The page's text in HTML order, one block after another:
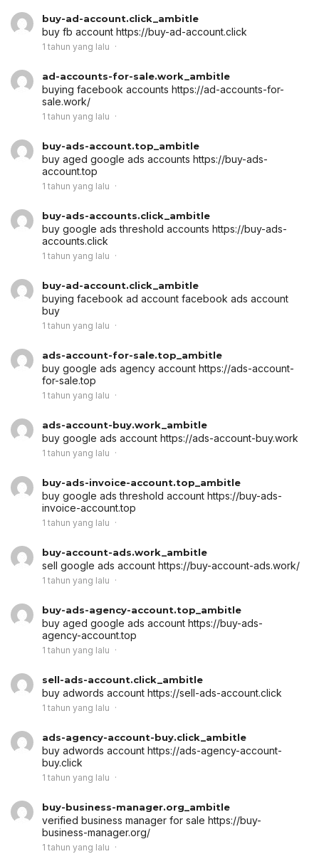
buy-ad-account.click_ambitle
buy fb account https://buy-ad-account.click
1 tahun yang lalu
ad-accounts-for-sale.work_ambitle
buying facebook accounts https://ad-accounts-for-
sale.work/
1 tahun yang lalu
buy-ads-account.top_ambitle
buy aged google ads accounts https://buy-ads-
account.top
1 tahun yang lalu
buy-ads-accounts.click_ambitle
buy google ads threshold accounts https://buy-ads-
accounts.click
1 tahun yang lalu
buy-ad-account.click_ambitle
buying facebook ad account facebook ads account
buy
1 tahun yang lalu
ads-account-for-sale.top_ambitle
buy google ads agency account https://ads-account-
for-sale.top
1 tahun yang lalu
ads-account-buy.work_ambitle
buy google ads account https://ads-account-buy.work
1 tahun yang lalu
buy-ads-invoice-account.top_ambitle
buy google ads threshold account https://buy-ads-
invoice-account.top
1 tahun yang lalu
buy-account-ads.work_ambitle
sell google ads account https://buy-account-ads.work/
1 tahun yang lalu
buy-ads-agency-account.top_ambitle
buy aged google ads account https://buy-ads-
agency-account.top
1 tahun yang lalu
sell-ads-account.click_ambitle
buy adwords account https://sell-ads-account.click
1 tahun yang lalu
ads-agency-account-buy.click_ambitle
buy adwords account https://ads-agency-account-
buy.click
1 tahun yang lalu
buy-business-manager.org_ambitle
verified business manager for sale https://buy-
business-manager.org/
1 tahun yang lalu